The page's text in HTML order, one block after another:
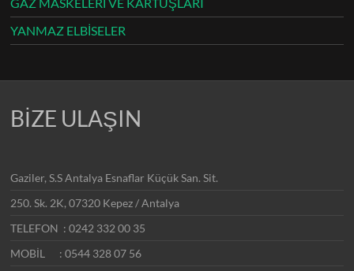
YANMAZ ELBİSELER
BİZE ULAŞIN
Gaziler, S.S Antalya Esnaflar Küçük San. Sit.
250. Sk. 2K, 07320 Kepez / Antalya
TELEFON : 0242 332 00 35
MOBİL : 0544 328 07 56